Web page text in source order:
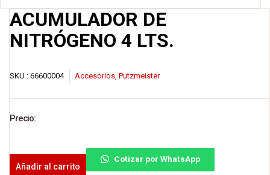
ACUMULADOR DE
NITRÓGENO 4 LTS.
SKU : 66600004 Accesorios Putzmeister
Precio:
Añadir al carrito
Cotizar por WhatsApp